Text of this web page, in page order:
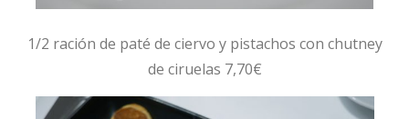
1/2 ración de paté de ciervo y pistachos con chutney
de ciruelas 7,70€